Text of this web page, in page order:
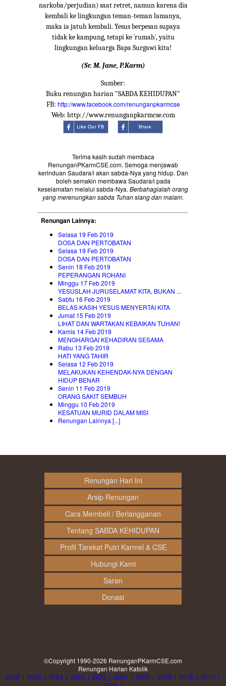
narkoba/perjudian) saat retret, namun karena dia
kembali ke lingkungan teman-teman lamanya,
maka ia jatuh kembali. Yesus berpesan supaya
tidak ke kampung, tetapi ke `rumah`, yaitu
lingkungan keluarga Bapa Surgawi kita!
(Sr. M. Jane, P.Karm)
Sumber:
Buku renungan harian "SABDA KEHIDUPAN"
FB: http://www.facebook.com/renunganpkarmcse
Web: http://www.renunganpkarmcse.com
Terima kasih sudah membaca
RenunganPKarmCSE.com. Semoga menjawab
kerinduan Saudara/i akan sabda-Nya yang hidup. Dan
boleh semakin membawa Saudara/i pada
keselamatan melalui sabda-Nya. Berbahagialah orang
yang merenungkan sabda Tuhan siang dan malam.
Renungan Lainnya:
Selasa 19 Feb 2019
DOSA DAN PERTOBATAN
Selasa 19 Feb 2019
DOSA DAN PERTOBATAN
Senin 18 Feb 2019
PEPERANGAN ROHANI
Minggu 17 Feb 2019
YESUSLAH JURUSELAMAT KITA, BUKAN ...
Sabtu 16 Feb 2019
BELAS KASIH YESUS MENYERTAI KITA
Jumat 15 Feb 2019
LIHAT DAN WARTAKAN KEBAIKAN TUHAN!
Kamis 14 Feb 2019
MENGHARGAI KEHADIRAN SESAMA
Rabu 13 Feb 2019
HATI YANG TAHIR
Selasa 12 Feb 2019
MELAKUKAN KEHENDAK-NYA DENGAN
HIDUP BENAR
Senin 11 Feb 2019
ORANG SAKIT SEMBUH
Minggu 10 Feb 2019
KESATUAN MURID DALAM MISI
Renungan Lainnya [...]
Renungan Hari Ini
Arsip Renungan
Cara Membeli / Berlangganan
Tentang SABDA KEHIDUPAN
Profil Tarekat Putri Karmel & CSE
Hubungi Kami
Saran
Donasi
©Copyright 1990-2026 RenunganPKarmCSE.com
Renungan Harian Katolik
2026 | 2025 | 2024 | 2023 | 2022 | 2021 | 2020 | 2019 | 2018 | 2017 |